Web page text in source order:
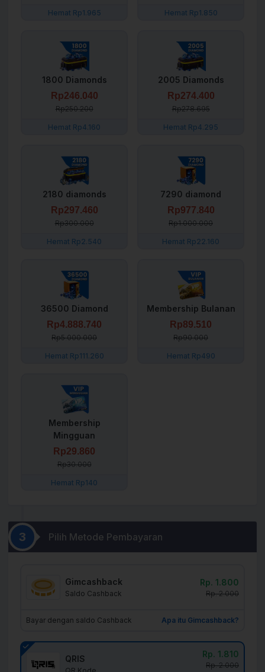
Hemat Rp1.965 Hemat Rp1.850
1800 Diamonds
Rp246.040
Rp250.200
Hemat Rp4.160
2005 Diamonds
Rp274.400
Rp278.695
Hemat Rp4.295
2180 diamonds
Rp297.460
Rp300.000
Hemat Rp2.540
7290 diamond
Rp977.840
Rp1.000.000
Hemat Rp22.160
36500 Diamond
Rp4.888.740
Rp5.000.000
Hemat Rp111.260
Membership Bulanan
Rp89.510
Rp90.000
Hemat Rp490
Membership
Mingguan
Rp29.860
Rp30.000
Hemat Rp140
3 Pilih Metode Pembayaran
Gimcashback
Saldo Cashback
Rp. 1.800
Rp. 2.000
Bayar dengan saldo Cashback Apa itu Gimcashback?
QRIS Rp. 1.810
Rp. 2.000